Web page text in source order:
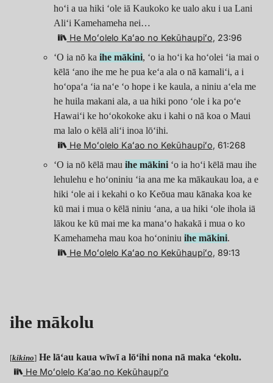
hoʻi a ua hiki ʻole iā Kaukoko ke ualo aku i ua Lani
Aliʻi Kamehameha nei…
He Moʻolelo Kaʻao no Kekūhaupiʻo, 23:96
ʻO ia nō ka ihe mākini, ʻo ia hoʻi ka hoʻolei ʻia mai o
kēlā ʻano ihe me he pua keʻa ala o nā kamaliʻi, a i
hoʻopaʻa ʻia naʻe ʻo hope i ke kaula, a niniu aʻela me
he huila makani ala, a ua hiki pono ʻole i ka poʻe
Hawaiʻi ke hoʻokokoke aku i kahi o nā koa o Maui
ma lalo o kēlā aliʻi inoa lōʻihi.
He Moʻolelo Kaʻao no Kekūhaupiʻo, 61:268
ʻO ia nō kēlā mau ihe mākini ʻo ia hoʻi kēlā mau ihe
lehulehu e hoʻoniniu ʻia ana me ka mākaukau loa, a e
hiki ʻole ai i kekahi o ko Keōua mau kānaka koa ke
kū mai i mua o kēlā niniu ʻana, a ua hiki ʻole ihola iā
lākou ke kū mai me ka manaʻo hakakā i mua o ko
Kamehameha mau koa hoʻoniniu ihe mākini.
He Moʻolelo Kaʻao no Kekūhaupiʻo, 89:13
ihe mākolu
[kikino] He lāʻau kaua wīwī a lōʻihi nona nā maka ʻekolu.
He Moʻolelo Kaʻao no Kekūhaupiʻo